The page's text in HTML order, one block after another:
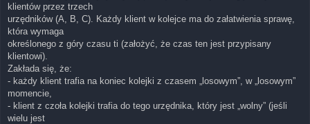
klientów przez trzech
urzędników (A, B, C). Każdy klient w kolejce ma do załatwienia sprawę,
która wymaga
określonego z góry czasu ti (założyć, że czas ten jest przypisany
klientowi).
Zakłada się, że:
- każdy klient trafia na koniec kolejki z czasem „losowym”, w „losowym”
momencie,
- klient z czoła kolejki trafia do tego urzędnika, który jest „wolny” (jeśli
wielu jest